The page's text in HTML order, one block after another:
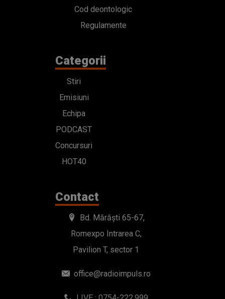
Cod deontologic
Regulamente
Categorii
Stiri
Emisiuni
Echipa
PODCAST
Concursuri
HOT40
Contact
Bd. Mărăști 65-67,
Romexpo Intrarea C,
Pavilion T, sector 1
office@radioimpuls.ro